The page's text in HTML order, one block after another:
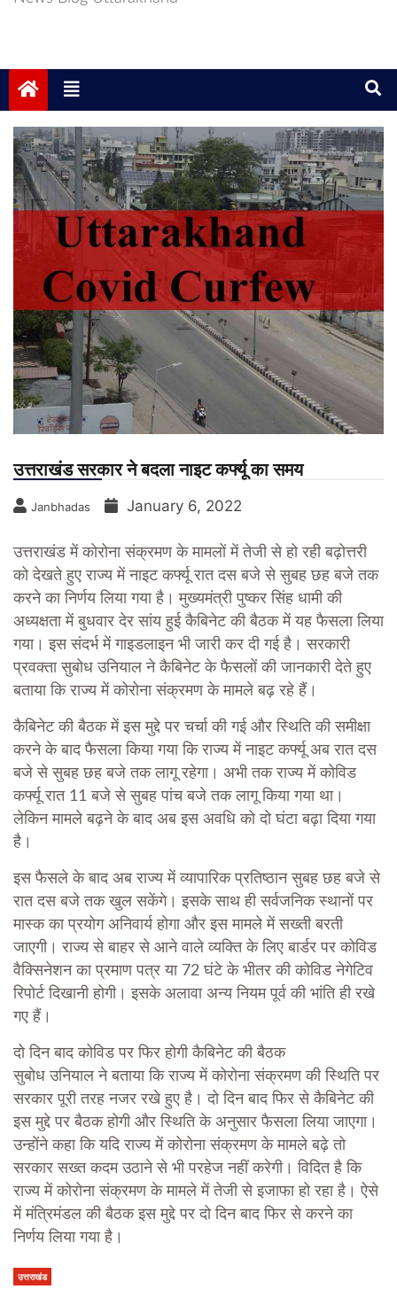
उत्तराखंड सरकार ने बदला नाइट कर्फ्यू का समय
Janbhadas January 6, 2022
उत्तराखंड में कोरोना संक्रमण के मामलों में तेजी से हो रही बढ़ोत्तरी
को देखते हुए राज्य में नाइट कर्फ्यू रात दस बजे से सुबह छह बजे तक
करने का निर्णय लिया गया है। मुख्यमंत्री पुष्कर सिंह धामी की
अध्यक्षता में बुधवार देर सांय हुई कैबिनेट की बैठक में यह फैसला लिया
गया। इस संदर्भ में गाइडलाइन भी जारी कर दी गई है। सरकारी
प्रवक्ता सुबोध उनियाल ने कैबिनेट के फैसलों की जानकारी देते हुए
बताया कि राज्य में कोरोना संक्रमण के मामले बढ़ रहे हैं।
कैबिनेट की बैठक में इस मुद्दे पर चर्चा की गई और स्थिति की समीक्षा
करने के बाद फैसला किया गया कि राज्य में नाइट कर्फ्यू अब रात दस
बजे से सुबह छह बजे तक लागू रहेगा। अभी तक राज्य में कोविड
कर्फ्यू रात 11 बजे से सुबह पांच बजे तक लागू किया गया था।
लेकिन मामले बढ़ने के बाद अब इस अवधि को दो घंटा बढ़ा दिया गया
है।
इस फैसले के बाद अब राज्य में व्यापारिक प्रतिष्ठान सुबह छह बजे से
रात दस बजे तक खुल सकेंगे। इसके साथ ही सर्वजनिक स्थानों पर
मास्क का प्रयोग अनिवार्य होगा और इस मामले में सख्ती बरती
जाएगी। राज्य से बाहर से आने वाले व्यक्ति के लिए बार्डर पर कोविड
वैक्सिनेशन का प्रमाण पत्र या 72 घंटे के भीतर की कोविड नेगेटिव
रिपोर्ट दिखानी होगी। इसके अलावा अन्य नियम पूर्व की भांति ही रखे
गए हैं।
दो दिन बाद कोविड पर फिर होगी कैबिनेट की बैठक
सुबोध उनियाल ने बताया कि राज्य में कोरोना संक्रमण की स्थिति पर
सरकार पूरी तरह नजर रखे हुए है। दो दिन बाद फिर से कैबिनेट की
इस मुद्दे पर बैठक होगी और स्थिति के अनुसार फैसला लिया जाएगा।
उन्होंने कहा कि यदि राज्य में कोरोना संक्रमण के मामले बढ़े तो
सरकार सख्त कदम उठाने से भी परहेज नहीं करेगी। विदित है कि
राज्य में कोरोना संक्रमण के मामले में तेजी से इजाफा हो रहा है। ऐसे
में मंत्रिमंडल की बैठक इस मुद्दे पर दो दिन बाद फिर से करने का
निर्णय लिया गया है।
उत्तराखंड